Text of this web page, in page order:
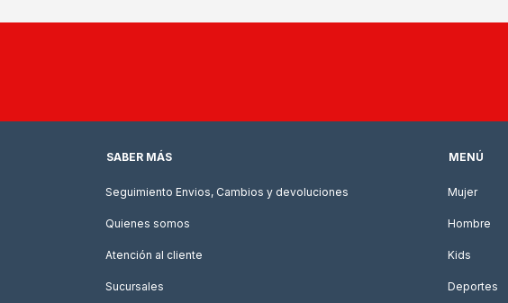
SABER MÁS
Seguimiento Envios, Cambios y devoluciones
Quienes somos
Atención al cliente
Sucursales
MENÚ
Mujer
Hombre
Kids
Deportes